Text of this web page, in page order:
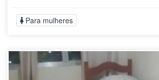
Para mulheres